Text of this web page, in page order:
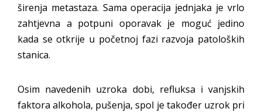
širenja metastaza. Sama operacija jednjaka je vrlo
zahtjevna a potpuni oporavak je moguć jedino
kada se otkrije u početnoj fazi razvoja patoloških
stanica.
Osim navedenih uzroka dobi, refluksa i vanjskih
faktora alkohola, pušenja, spol je također uzrok pri